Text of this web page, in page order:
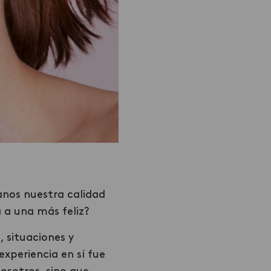
nuestra calidad
una más feliz?
situaciones y
en sí fue